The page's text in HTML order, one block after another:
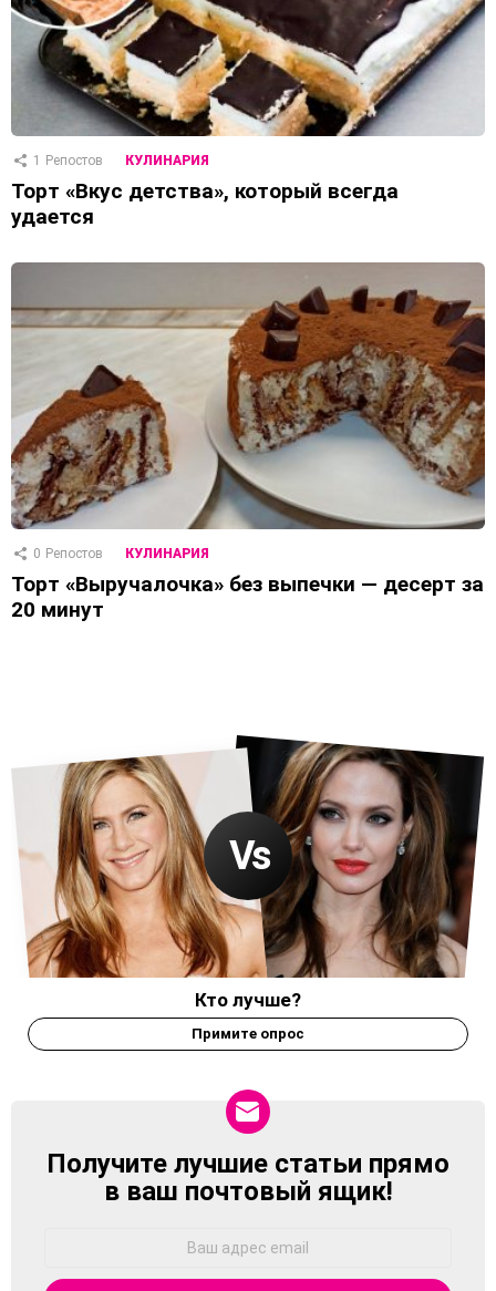
1 Репостов КУЛИНАРИЯ
Торт «Вкус детства», который всегда
удается
0 Репостов КУЛИНАРИЯ
Торт «Выручалочка» без выпечки — десерт за
20 минут
Кто лучше?
Примите опрос
NEWSLETTER
Получите лучшие статьи прямо
в ваш почтовый ящик!